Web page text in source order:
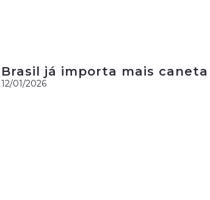
Brasil já importa mais
12/01/2026